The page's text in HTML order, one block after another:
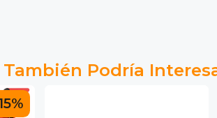
También Podría